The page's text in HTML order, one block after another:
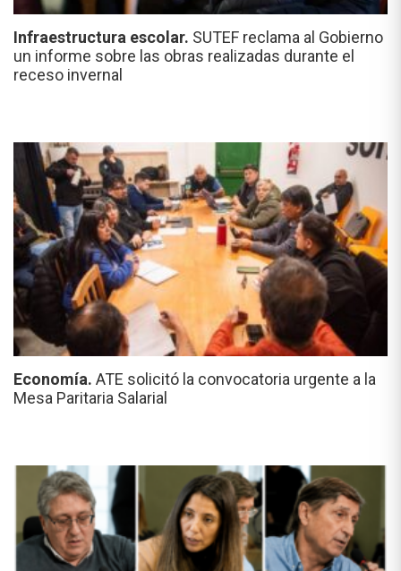
Infraestructura escolar. SUTEF reclama al Gobierno
un informe sobre las obras realizadas durante el
receso invernal
Economía. ATE solicitó la convocatoria urgente a la
Mesa Paritaria Salarial